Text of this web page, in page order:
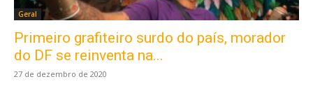
Geral
Primeiro grafiteiro surdo do país, morador
do DF se reinventa na...
27 de dezembro de 2020